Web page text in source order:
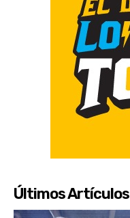
Últimos Artículos